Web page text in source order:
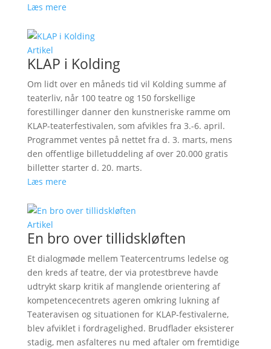
Læs mere
Artikel
KLAP i Kolding
Om lidt over en måneds tid vil Kolding summe af
teaterliv, når 100 teatre og 150 forskellige
forestillinger danner den kunstneriske ramme om
KLAP-teaterfestivalen, som afvikles fra 3.-6. april.
Programmet ventes på nettet fra d. 3. marts, mens
den offentlige billetuddeling af over 20.000 gratis
billetter starter d. 20. marts.
Læs mere
Artikel
En bro over tillidskløften
Et dialogmøde mellem Teatercentrums ledelse og
den kreds af teatre, der via protestbreve havde
udtrykt skarp kritik af manglende orientering af
kompetencecentrets ageren omkring lukning af
Teateravisen og situationen for KLAP-festivalerne,
blev afviklet i fordragelighed. Brudflader eksisterer
stadig, men asfalteres nu med aftaler om fremtidige